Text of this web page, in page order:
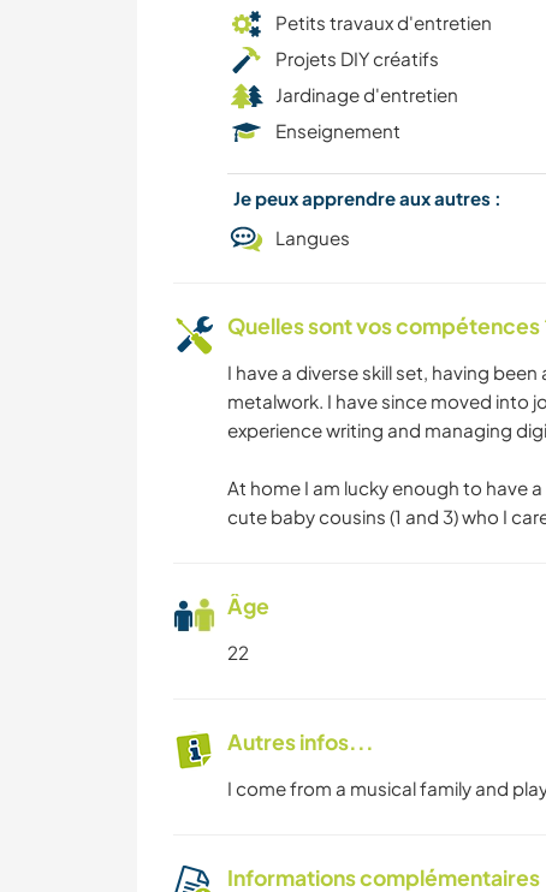
Petits travaux d'entretien
Projets DIY créatifs
Jardinage d'entretien
Enseignement
Je peux apprendre aux autres :
Langues
Quelles sont vos compétences
I have a diverse skill set, having
metalwork. I have since moved into
experience writing and managing
At home I am lucky enough to have
cute baby cousins (1 and 3) who I
Âge
22
Autres infos...
I come from a musical family and
Informations complémentaires